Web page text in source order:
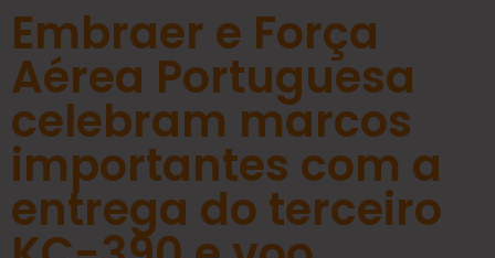
Embraer e Força
Aérea Portuguesa
celebram marcos
importantes com a
entrega do terceiro